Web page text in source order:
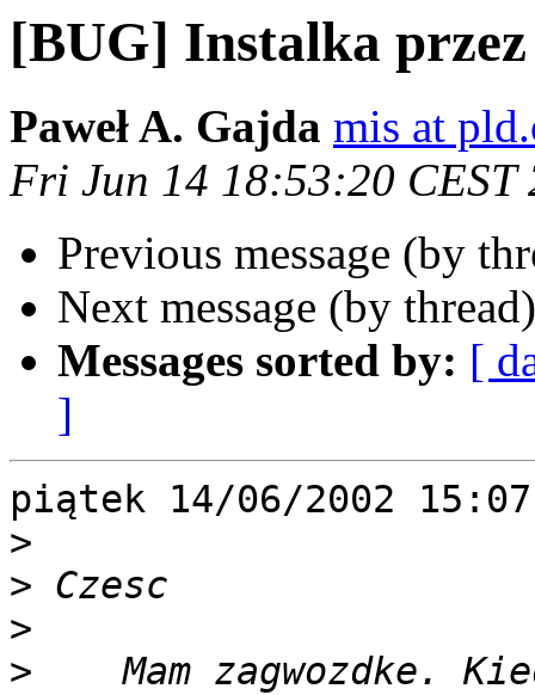
[BUG] Instalka
Paweł A. Gajda mis at
Fri Jun 14 18:53:20 CEST
Previous message (by
Next message (by
Messages sorted by: [
]
piątek 14/06/2002
>
>
>
>
Mam zagwozdke.